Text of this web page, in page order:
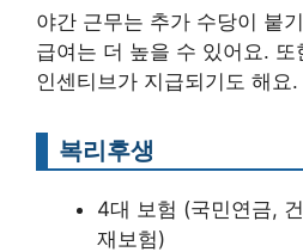
야간 근무는 추가 수당이 붙
급여는 더 높을 수 있어요.
인센티브가 지급되기도 해요.
복리후생
4대 보험 (국민연금,
재보험)